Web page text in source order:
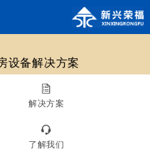
优质
备解决方案
010-69508608
设备解决方案
解决方案
了解我们